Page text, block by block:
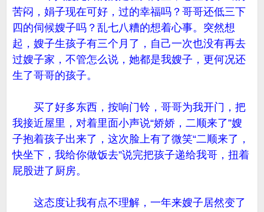
苦闷，娟子现在可好，过的幸福吗？哥哥还低三下
四的伺候嫂子吗？乱七八糟的想着心事。突然想
起，嫂子生孩子有三个月了，自己一次也没有再去
过嫂子家，不管怎么说，她都是我嫂子，更何况还
生了哥哥的孩子。
买了好多东西，按响门铃，哥哥为我开门，把
我接近屋里，对着里面小声说“娇娇，二顺来了”嫂
子抱着孩子出来了，这次脸上有了微笑“二顺来了，
快坐下，我给你做饭去”说完把孩子递给我哥，扭着
屁股进了厨房。
这态度让我有点不理解，一年来嫂子居然变了